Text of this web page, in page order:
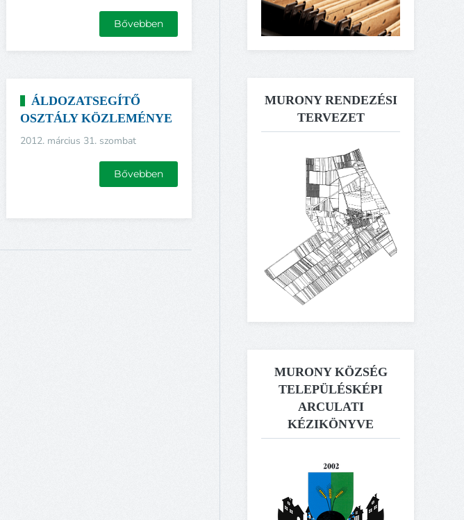
Bővebben
ÁLDOZATSEGÍTŐ
OSZTÁLY KÖZLEMÉNYE
2012. március 31. szombat
Bővebben
MURONY RENDEZÉSI
TERVEZET
MURONY KÖZSÉG
TELEPÜLÉSKÉPI
ARCULATI
KÉZIKÖNYVE